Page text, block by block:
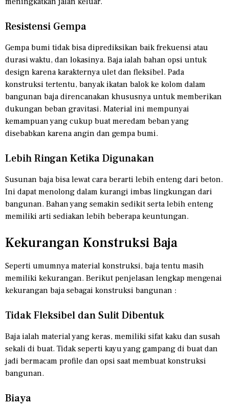
Resistensi Gempa
Gempa bumi tidak bisa diprediksikan baik frekuensi atau
durasi waktu, dan lokasinya. Baja ialah bahan opsi untuk
design karena karakternya ulet dan fleksibel. Pada
konstruksi tertentu, banyak ikatan balok ke kolom dalam
bangunan baja direncanakan khususnya untuk memberikan
dukungan beban gravitasi. Material ini mempunyai
kemampuan yang cukup buat meredam beban yang
disebabkan karena angin dan gempa bumi.
Lebih Ringan Ketika Digunakan
Susunan baja bisa lewat cara berarti lebih enteng dari beton.
Ini dapat menolong dalam kurangi imbas lingkungan dari
bangunan. Bahan yang semakin sedikit serta lebih enteng
memiliki arti sediakan lebih beberapa keuntungan.
Kekurangan Konstruksi Baja
Seperti umumnya material konstruksi, baja tentu masih
memiliki kekurangan. Berikut penjelasan lengkap mengenai
kekurangan baja sebagai konstruksi bangunan :
Tidak Fleksibel dan Sulit Dibentuk
Baja ialah material yang keras, memiliki sifat kaku dan susah
sekali di buat. Tidak seperti kayu yang gampang di buat dan
jadi bermacam profile dan opsi saat membuat konstruksi
bangunan.
Biaya